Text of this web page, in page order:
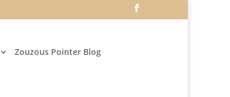
Zouzous Pointer Blog